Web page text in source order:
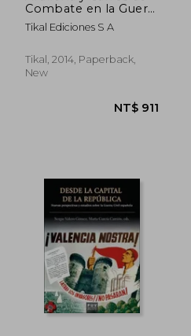
NT$ 5,013
Combate en la Guerra
Civil Española
(Militaria) (in Spanish)
Tikal Ediciones S A
Tikal, 2014, Paperback,
New